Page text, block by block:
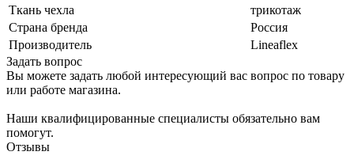
Ткань чехла
трикотаж
Страна бренда
Россия
Производитель
Lineaflex
Задать вопрос
Вы можете задать любой интересующий вас вопрос по товару
или работе магазина.
Наши квалифицированные специалисты обязательно вам
помогут.
Отзывы